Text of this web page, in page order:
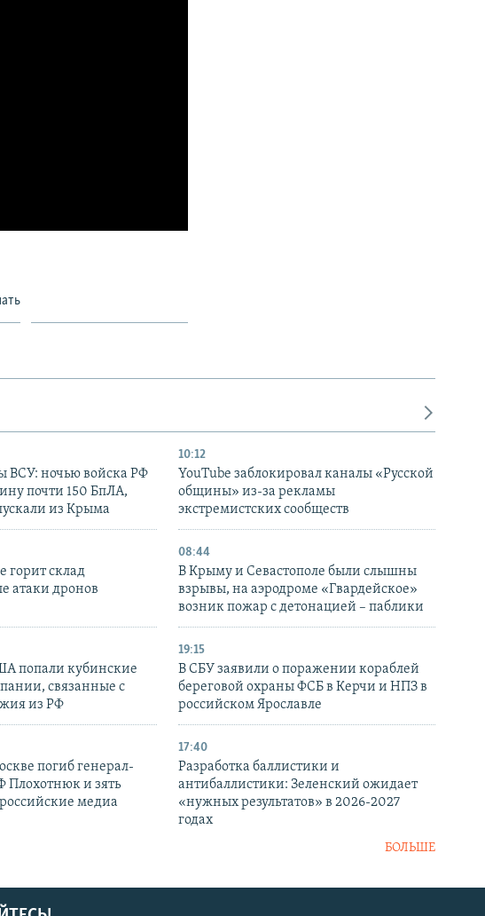
ВСУ: ночью войска РФ
почти 150 БпЛА,
из Крыма
10:12
YouTube заблокировал каналы «Русской
общины» из-за рекламы
экстремистских сообществ
горит склад
атаки дронов
08:44
В Крыму и Севастополе были слышны
взрывы, на аэродроме «Гвардейское»
возник пожар с детонацией – паблики
попали кубинские
связанные с
из РФ
19:15
В СБУ заявили о поражении кораблей
береговой охраны ФСБ в Керчи и НПЗ в
российском Ярославле
погиб генерал-
и зять
медиа
17:40
Разработка баллистики и
антибаллистики: Зеленский ожидает
«нужных результатов» в 2026-2027
годах
БОЛЬШЕ